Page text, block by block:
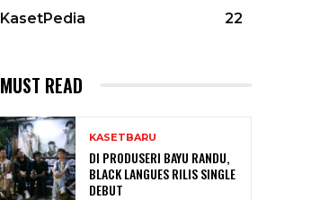
KasetPedia
22
MUST READ
KASETBARU
DI PRODUSERI BAYU RANDU,
BLACK LANGUES RILIS SINGLE
DEBUT